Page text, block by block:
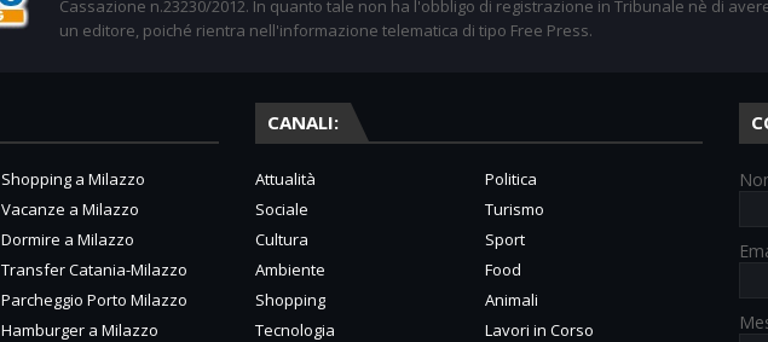
Cassazione n.23230/2012. In quanto tale non ha l'obbligo di registrazione in Tribunale nè di
un editore, poiché rientra nell'informazione telematica di tipo Free Press.
Shopping a Milazzo
Vacanze a Milazzo
Dormire a Milazzo
Transfer Catania-Milazzo
Parcheggio Porto Milazzo
Hamburger a Milazzo
CANALI:
Attualità
Politica
Sociale
Turismo
Cultura
Sport
Ambiente
Food
Shopping
Animali
Tecnologia
Lavori in Corso